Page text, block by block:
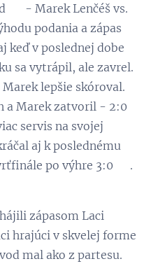
😁 - Marek Lenčéš vs.
podania a zápas
keď v poslednej dobe
sa vytrápil, ale zavrel.
lepšie skóroval.
a Marek zatvoril - 2:0
servis na svojej
aj k poslednému
po výhre 3:0 💪.
zápasom Laci
hrajúci v skvelej forme
mal ako z partesu.